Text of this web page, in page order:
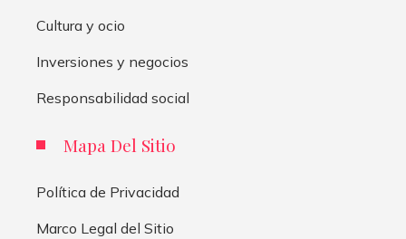
Cultura y ocio
Inversiones y negocios
Responsabilidad social
Mapa Del Sitio
Política de Privacidad
Marco Legal del Sitio